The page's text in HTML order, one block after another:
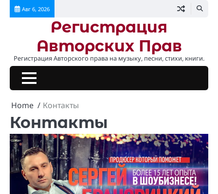
Перейти
содержимому
Авг 6, 2026
Регистрация
Авторских Прав
Регистрация Авторского права на музыку, песни, стихи, книги.
Home Контакты
Контакты